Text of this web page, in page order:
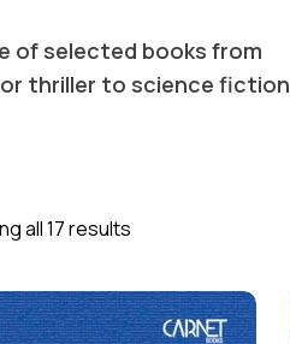
of selected books from
thriller to science fiction
all 17 results